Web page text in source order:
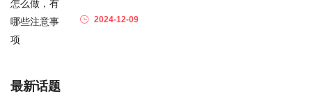
2024-12-09
最新话题